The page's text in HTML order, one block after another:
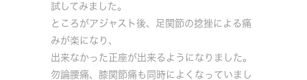
試してみました。
ところがアジャスト後、足関節の捻挫による痛
みが楽になり、
出来なかった正座が出来るようになりました。
勿論腰痛、膝関節痛も同時によくなっていまし